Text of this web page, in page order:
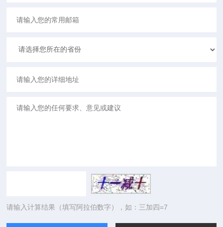
请输入计算结果（填写阿拉伯数字），如：三加四=7